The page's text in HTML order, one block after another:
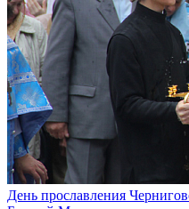
День прославления